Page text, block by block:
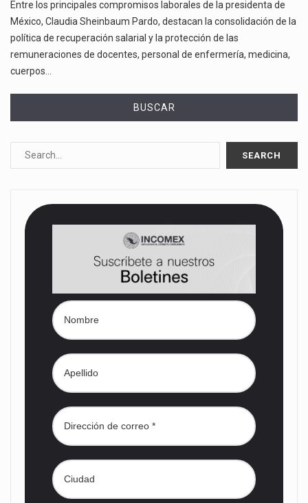
Entre los principales compromisos laborales de la presidenta de
México, Claudia Sheinbaum Pardo, destacan la consolidación de la
política de recuperación salarial y la protección de las
remuneraciones de docentes, personal de enfermería, medicina,
cuerpos…
BUSCAR